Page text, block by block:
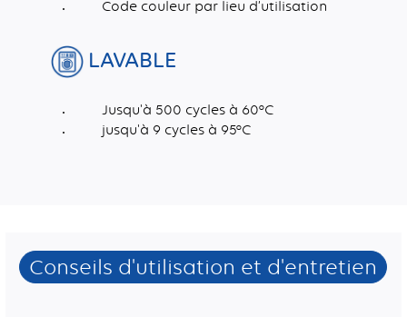
Code couleur par lieu d’utilisation
LAVABLE
Jusqu'à 500 cycles à 60°C
jusqu'à 9 cycles à 95°C
Conseils d'utilisation et d'entretien